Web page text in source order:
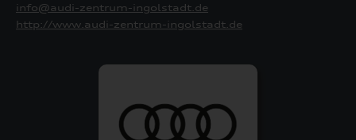
info@audi-zentrum-ingolstadt.de
http://www.audi-zentrum-ingolstadt.de